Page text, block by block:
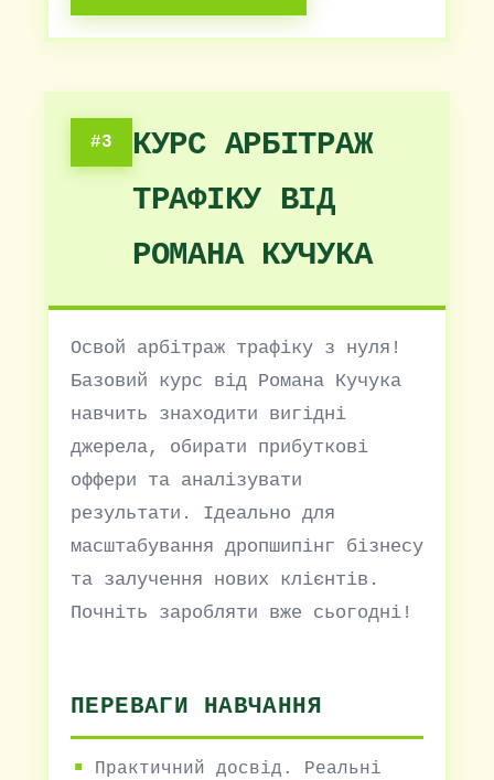
#3
КУРС АРБІТРАЖ
ТРАФІКУ ВІД
РОМАНА КУЧУКА
Освой арбітраж трафіку з нуля!
Базовий курс від Романа Кучука
навчить знаходити вигідні
джерела, обирати прибуткові
оффери та аналізувати
результати. Ідеально для
масштабування дропшипінг бізнесу
та залучення нових клієнтів.
Почніть заробляти вже сьогодні!
ПЕРЕВАГИ НАВЧАННЯ
Практичний досвід. Реальні